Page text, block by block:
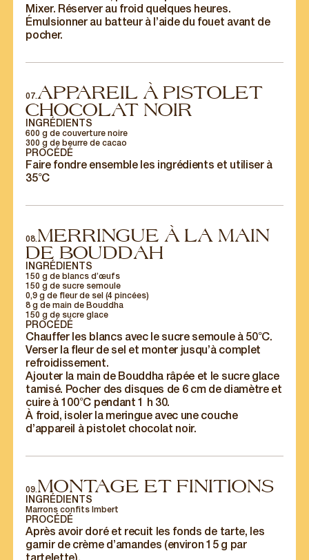
Mixer. Réserver au froid quelques heures.
Émulsionner au batteur à l’aide du fouet avant de
pocher.
07.APPAREIL À PISTOLET
CHOCOLAT NOIR
INGRÉDIENTS
600 g de couverture noire
300 g de beurre de cacao
PROCÉDÉ
Faire fondre ensemble les ingrédients et utiliser à
35°C
08.MERRINGUE À LA MAIN
DE BOUDDAH
INGRÉDIENTS
150 g de blancs d’œufs
150 g de sucre semoule
0,9 g de fleur de sel (4 pincées)
8 g de main de Bouddha
150 g de sucre glace
PROCÉDÉ
Chauffer les blancs avec le sucre semoule à 50°C.
Verser la fleur de sel et monter jusqu’à complet
refroidissement.
Ajouter la main de Bouddha râpée et le sucre glace
tamisé. Pocher des disques de 6 cm de diamètre et
cuire à 100°C pendant 1 h 30.
À froid, isoler la meringue avec une couche
d’appareil à pistolet chocolat noir.
09.MONTAGE ET FINITIONS
INGRÉDIENTS
Marrons confits Imbert
PROCÉDÉ
Après avoir doré et recuit les fonds de tarte, les
garnir de crème d’amandes (environ 15 g par
tartelette).
PROFESSIONNELS
Nos offres spéciales pour les professionnels
directement dans votre boîte email.
S'INSCRIRE